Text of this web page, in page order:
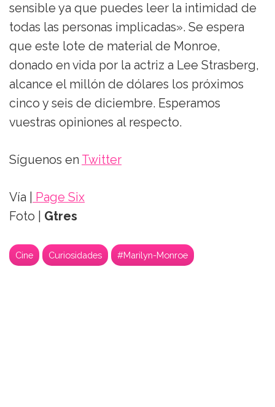
sensible ya que puedes leer la intimidad de
todas las personas implicadas». Se espera
que este lote de material de Monroe,
donado en vida por la actriz a Lee Strasberg,
alcance el millón de dólares los próximos
cinco y seis de diciembre. Esperamos
vuestras opiniones al respecto.
Síguenos en Twitter
Vía |
Page Six
Foto | Gtres
Cine Curiosidades #Marilyn-Monroe